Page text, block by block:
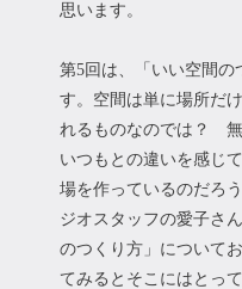
思います。
第5回は、「いい空間の
す。空間は単に場所だ
れるものなのでは？ 無
いつもとの違いを感じ
場を作っているのだろ
ジオスタッフの愛子さ
のつくり方」について
てみるとそこにはとっ